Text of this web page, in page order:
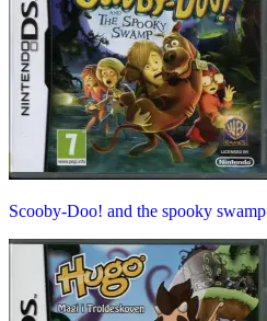
Scooby-Doo! and the spooky swamp